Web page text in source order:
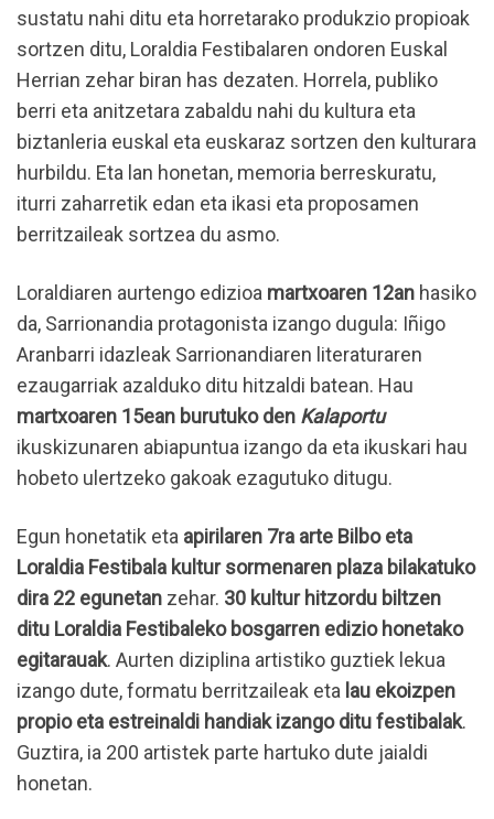
sustatu nahi ditu eta horretarako produkzio propioak
sortzen ditu, Loraldia Festibalaren ondoren Euskal
Herrian zehar biran has dezaten. Horrela, publiko
berri eta anitzetara zabaldu nahi du kultura eta
biztanleria euskal eta euskaraz sortzen den kulturara
hurbildu. Eta lan honetan, memoria berreskuratu,
iturri zaharretik edan eta ikasi eta proposamen
berritzaileak sortzea du asmo.
Loraldiaren aurtengo edizioa martxoaren 12an hasiko
da, Sarrionandia protagonista izango dugula: Iñigo
Aranbarri idazleak Sarrionandiaren literaturaren
ezaugarriak azalduko ditu hitzaldi batean. Hau
martxoaren 15ean burutuko den Kalaportu
ikuskizunaren abiapuntua izango da eta ikuskari hau
hobeto ulertzeko gakoak ezagutuko ditugu.
Egun honetatik eta apirilaren 7ra arte Bilbo eta
Loraldia Festibala kultur sormenaren plaza bilakatuko
dira 22 egunetan zehar. 30 kultur hitzordu biltzen
ditu Loraldia Festibaleko bosgarren edizio honetako
egitarauak. Aurten diziplina artistiko guztiek lekua
izango dute, formatu berritzaileak eta lau ekoizpen
propio eta estreinaldi handiak izango ditu festibalak.
Guztira, ia 200 artistek parte hartuko dute jaialdi
honetan.